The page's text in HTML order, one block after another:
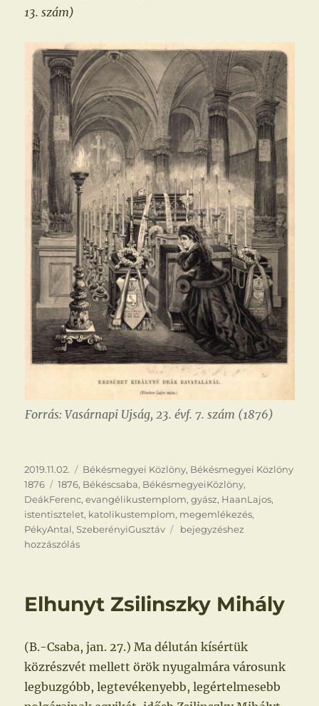
13. szám)
Forrás: Vasárnapi Ujság, 23. évf. 7. szám (1876)
Közzétéve
2019.11.02. Kategória
Békésmegyei Közlöny, Békésmegyei Közlöny
1876
Címke
1876, Békéscsaba, BékésmegyeiKözlöny,
DeákFerenc,evangélikustemplom,gyász, HaanLajos,
istentisztelet, katolikustemplom, megemlékezés,
PékyAntal,SzeberényiGusztáv
Deák
bejegyzéshez
hozzászólás
Elhunyt Zsilinszky Mihály
(B.-Csaba, jan. 27.) Ma délután kísértük
közrészvét mellett örök nyugalmára városunk
legbuzgóbb, legtevékenyebb, legértelmesebb